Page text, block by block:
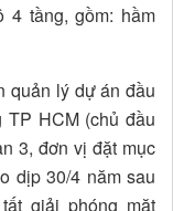
4 tầng, gồm: hầm
quản lý dự án đầu
HCM (chủ đầu
3, đơn vị đặt mục
dịp 30/4 năm sau
giải phóng mặt